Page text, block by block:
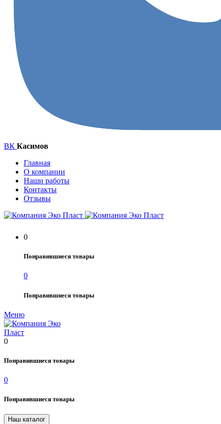
ВК Касимов
Главная
О компании
Наши работы
Контакты
Отзывы
0
Понравившиеся товары
0
Понравившиеся товары
Меню
0
Понравившиеся товары
0
Понравившиеся товары
Наш каталог